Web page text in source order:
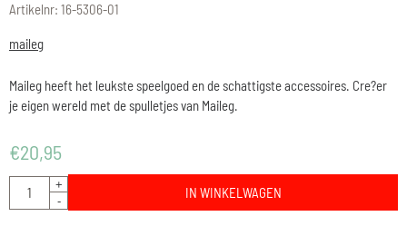
Artikelnr: 16-5306-01
maileg
Maileg heeft het leukste speelgoed en de schattigste accessoires. Cre?er
je eigen wereld met de spulletjes van Maileg.
€20,95
Aantal
+
-
IN WINKELWAGEN